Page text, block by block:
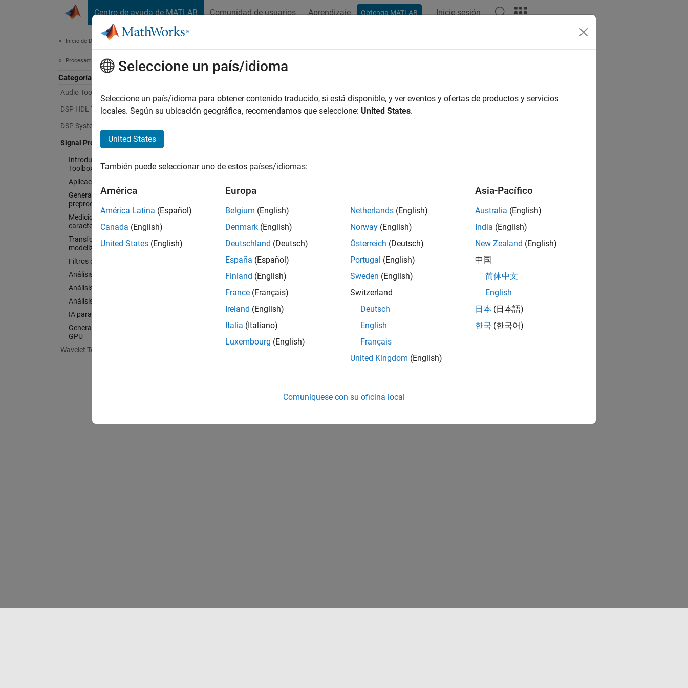
Centro de ayuda de MATLAB Comunidad de usuarios Aprendizaje Obtenga MATLAB Inicie sesión
Inicio de Documentación
Procesamiento de señales
Categoría
Audio Toolbox
DSP HDL Toolbox
DSP System Toolbox
Signal Processing Toolbox
Introducción a Signal Processing
Toolbox
Aplicaciones
Generación, análisis y
preprocesamiento de señales
Mediciones y extracción de
características
Transformadas, correlación y
modelización
Filtros digitales y analógicos
Análisis del espectro
Análisis de tiempo-frecuencia
Análisis de vibración
IA para señales
Generación de código y soporte de
GPU
Wavelet Toolbox
¿Qué tan útil fue esta traducción?
Seleccione un país/idioma
Seleccione un país/idioma para obtener contenido traducido, si está disponible, y ver eventos y ofertas de productos y servicios
locales. Según su ubicación geográfica, recomendamos que seleccione: United States.
United States
También puede seleccionar uno de estos países/idiomas:
América
América Latina (Español)
Canada (English)
United States (English)
Europa
Belgium (English)
Denmark (English)
Deutschland (Deutsch)
España (Español)
Finland (English)
France (Français)
Ireland (English)
Italia (Italiano)
Luxembourg (English)
Netherlands (English)
Norway (English)
Österreich (Deutsch)
Portugal (English)
Sweden (English)
Switzerland
Deutsch
English
Français
United Kingdom (English)
Asia-Pacífico
Australia (English)
India (English)
New Zealand (English)
中国
简体中文
English
日本 (日本語)
한국 (한국어)
Comuníquese con su oficina local